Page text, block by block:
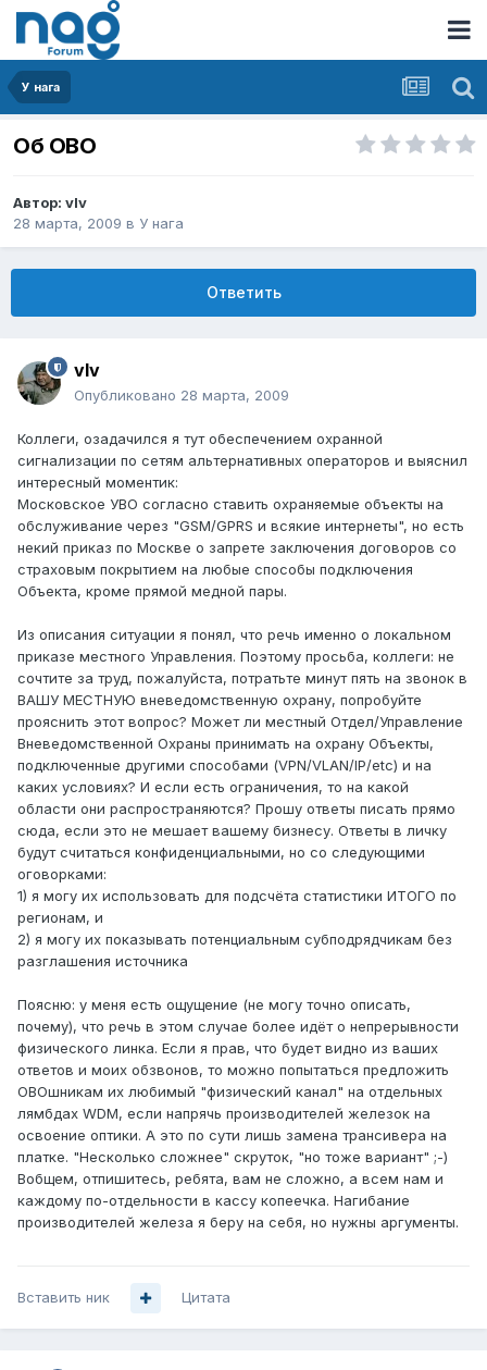
У нага
Об ОВО
Автор: vIv
28 марта, 2009 в У нага
Ответить
vIv
Опубликовано 28 марта, 2009
Коллеги, озадачился я тут обеспечением охранной
сигнализации по сетям альтернативных операторов и выяснил
интересный моментик:
Московское УВО согласно ставить охраняемые объекты на
обслуживание через "GSM/GPRS и всякие интернеты", но есть
некий приказ по Москве о запрете заключения договоров со
страховым покрытием на любые способы подключения
Объекта, кроме прямой медной пары.
Из описания ситуации я понял, что речь именно о локальном
приказе местного Управления. Поэтому просьба, коллеги: не
сочтите за труд, пожалуйста, потратьте минут пять на звонок в
ВАШУ МЕСТНУЮ вневедомственную охрану, попробуйте
прояснить этот вопрос? Может ли местный Отдел/Управление
Вневедомственной Охраны принимать на охрану Объекты,
подключенные другими способами (VPN/VLAN/IP/etc) и на
каких условиях? И если есть ограничения, то на какой
области они распространяются? Прошу ответы писать прямо
сюда, если это не мешает вашему бизнесу. Ответы в личку
будут считаться конфиденциальными, но со следующими
оговорками:
1) я могу их использовать для подсчёта статистики ИТОГО по
регионам, и
2) я могу их показывать потенциальным субподрядчикам без
разглашения источника
Поясню: у меня есть ощущение (не могу точно описать,
почему), что речь в этом случае более идёт о непрерывности
физического линка. Если я прав, что будет видно из ваших
ответов и моих обзвонов, то можно попытаться предложить
ОВОшникам их любимый "физический канал" на отдельных
лямбдах WDM, если напрячь производителей железок на
освоение оптики. А это по сути лишь замена трансивера на
платке. "Несколько сложнее" скруток, "но тоже вариант" ;-)
Вобщем, отпишитесь, ребята, вам не сложно, а всем нам и
каждому по-отдельности в кассу копеечка. Нагибание
производителей железа я беру на себя, но нужны аргументы.
Вставить ник Цитата